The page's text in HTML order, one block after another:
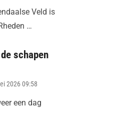
Veld is
…
schapen
2026 09:58
een dag